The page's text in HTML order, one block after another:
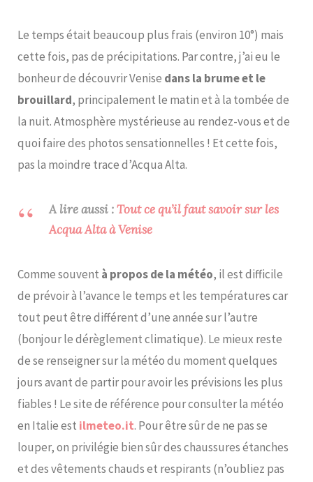
Le temps était beaucoup plus frais (environ 10°) mais
cette fois, pas de précipitations. Par contre, j’ai eu le
bonheur de découvrir Venise dans la brume et le
brouillard, principalement le matin et à la tombée de
la nuit. Atmosphère mystérieuse au rendez-vous et de
quoi faire des photos sensationnelles ! Et cette fois,
pas la moindre trace d’Acqua Alta.
A lire aussi :Tout ce qu’il faut savoir sur les
Acqua Alta à Venise
Comme souvent à propos de la météo, il est difficile
de prévoir à l’avance le temps et les températures car
tout peut être différent d’une année sur l’autre
(bonjour le dérèglement climatique). Le mieux reste
de se renseigner sur la météo du moment quelques
jours avant de partir pour avoir les prévisions les plus
fiables ! Le site de référence pour consulter la météo
en Italie est ilmeteo.it. Pour être sûr de ne pas se
louper, on privilégie bien sûr des chaussures étanches
et des vêtements chauds et respirants (n’oubliez pas